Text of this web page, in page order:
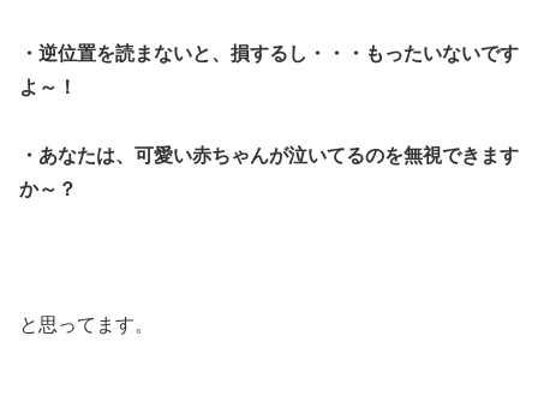
・逆位置を読まないと、損するし・・・もったいないです
よ～！
・あなたは、可愛い赤ちゃんが泣いてるのを無視できます
か～？
と思ってます。